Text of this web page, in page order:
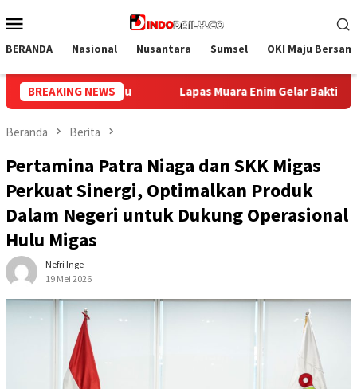
ke
Mobile
BERANDA Nasional Nusantara Sumsel OKI Maju
BREAKING NEWS
Gelar Bakti Sosial Donor Darah dalam Rangka Memperingati
Beranda Berita
Pertamina Patra Niaga dan SKK Migas
Perkuat Sinergi, Optimalkan Produk
Dalam Negeri untuk Dukung Operasional
Hulu Migas
Nefri Inge
19 Mei 2026